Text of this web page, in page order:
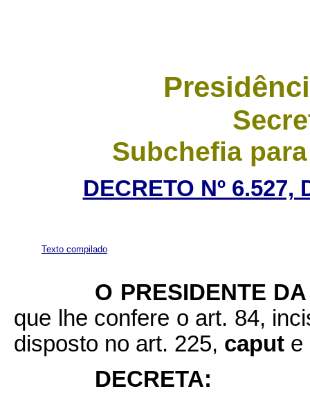
Subchefia
DECRETO Nº 6.527,
Texto compilado
O PRESIDENTE
que lhe confere o art. 84,
disposto no art. 225, caput e
DECRETA: